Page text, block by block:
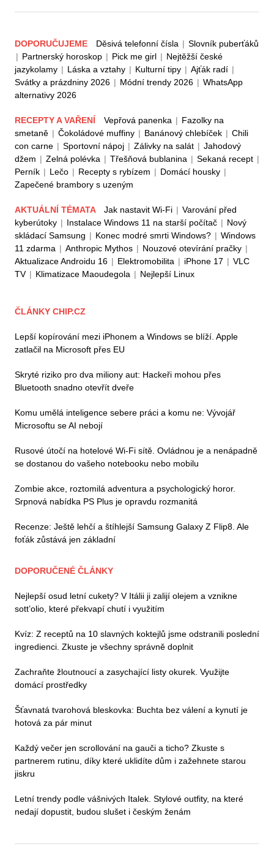
DOPORUČUJEME Děsivá telefonní čísla | Slovník puberťáků
| Partnerský horoskop | Pick me girl | Nejtěžší české
jazykolamy | Láska a vztahy | Kulturní tipy | Ajťák radí |
Svátky a prázdniny 2026 | Módní trendy 2026 | WhatsApp
alternativy 2026
RECEPTY A VAŘENÍ Vepřová panenka | Fazolky na
smetaně | Čokoládové muffiny | Banánový chlebíček | Chili
con carne | Sportovní nápoj | Zálivky na salát | Jahodový
džem | Zelná polévka | Třešňová bublanina | Sekaná recept |
Perník | Lečo | Recepty s rybízem | Domácí housky |
Zapečené brambory s uzeným
AKTUÁLNÍ TÉMATA Jak nastavit Wi-Fi | Varování před
kyberútoky | Instalace Windows 11 na starší počítač | Nový
skládací Samsung | Konec modré smrti Windows? | Windows
11 zdarma | Anthropic Mythos | Nouzové otevírání pračky |
Aktualizace Androidu 16 | Elektromobilita | iPhone 17 | VLC
TV | Klimatizace Maoudegola | Nejlepší Linux
ČLÁNKY CHIP.CZ
Lepší kopírování mezi iPhonem a Windows se blíží. Apple
zatlačil na Microsoft přes EU
Skryté riziko pro dva miliony aut: Hackeři mohou přes
Bluetooth snadno otevřít dveře
Komu umělá inteligence sebere práci a komu ne: Vývojář
Microsoftu se AI nebojí
Rusové útočí na hotelové Wi-Fi sítě. Ovládnou je a nenápadně
se dostanou do vašeho notebooku nebo mobilu
Zombie akce, roztomilá adventura a psychologický horor.
Srpnová nabídka PS Plus je opravdu rozmanitá
Recenze: Ještě lehčí a štíhlejší Samsung Galaxy Z Flip8. Ale
foťák zůstává jen základní
DOPORUČENÉ ČLÁNKY
Nejlepší osud letní cukety? V Itálii ji zalijí olejem a vznikne
sott’olio, které překvapí chutí i využitím
Kvíz: Z receptů na 10 slavných koktejlů jsme odstranili poslední
ingredienci. Zkuste je všechny správně doplnit
Zachraňte žloutnoucí a zasychající listy okurek. Využijte
domácí prostředky
Šťavnatá tvarohová bleskovka: Buchta bez válení a kynutí je
hotová za pár minut
Každý večer jen scrollování na gauči a ticho? Zkuste s
partnerem rutinu, díky které uklidíte dům i zažehnete starou
jiskru
Letní trendy podle vášnivých Italek. Stylové outfity, na které
nedají dopustit, budou slušet i českým ženám